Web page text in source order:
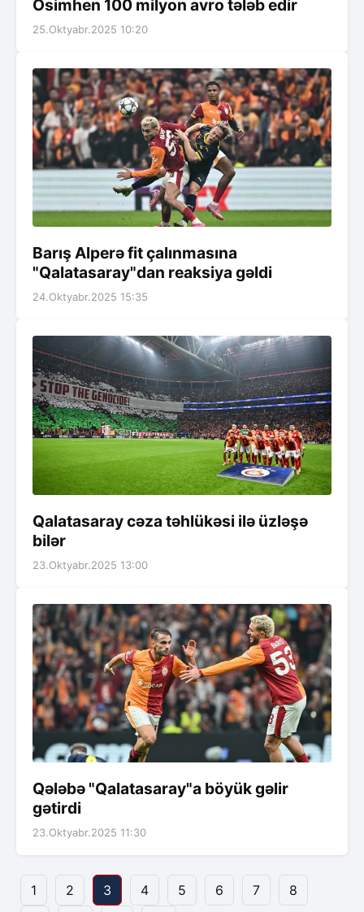
Osimhen 100 milyon avro tələb edir
25.Oktyabr.2025 10:20
Barış Alperə fit çalınmasına
"Qalatasaray"dan reaksiya gəldi
24.Oktyabr.2025 15:35
Qalatasaray cəza təhlükəsi ilə üzləşə
bilər
23.Oktyabr.2025 13:00
Qələbə "Qalatasaray"a böyük gəlir
gətirdi
23.Oktyabr.2025 11:30
1 2 3 4 5 6 7
8